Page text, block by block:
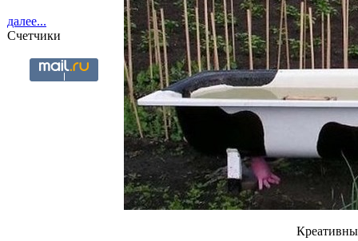
далее...
Счетчики